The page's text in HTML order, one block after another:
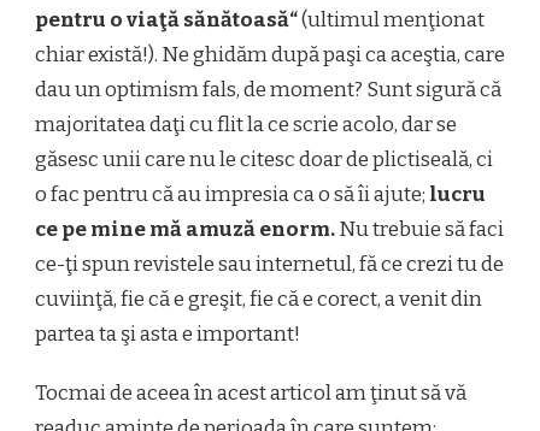
pentru o viaţă sănătoasă“(ultimul menţionat
chiar există!). Ne ghidăm după paşi ca aceştia, care
dau un optimism fals, de moment? Sunt sigură că
majoritatea daţi cu flit la ce scrie acolo, dar se
găsesc unii care nu le citesc doar de plictiseală, ci
o fac pentru că au impresia ca o să îi ajute; lucru
ce pe mine mă amuză enorm.Nu trebuie să faci
ce-ţi spun revistele sau internetul, fă ce crezi tu de
cuviinţă, fie că e greşit, fie că e corect, a venit din
partea ta şi asta e important!
Tocmai de aceea în acest articol am ţinut să vă